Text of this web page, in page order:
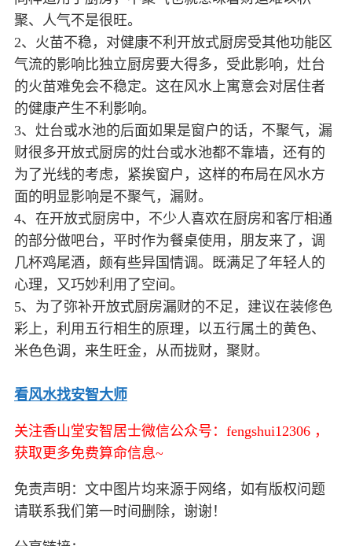
聚、人气不是很旺。
2、火苗不稳，对健康不利开放式厨房受其他功能区
气流的影响比独立厨房要大得多，受此影响，灶台
的火苗难免会不稳定。这在风水上寓意会对居住者
的健康产生不利影响。
3、灶台或水池的后面如果是窗户的话，不聚气，漏
财很多开放式厨房的灶台或水池都不靠墙，还有的
为了光线的考虑，紧挨窗户，这样的布局在风水方
面的明显影响是不聚气，漏财。
4、在开放式厨房中，不少人喜欢在厨房和客厅相通
的部分做吧台，平时作为餐桌使用，朋友来了，调
几杯鸡尾酒，颇有些异国情调。既满足了年轻人的
心理，又巧妙利用了空间。
5、为了弥补开放式厨房漏财的不足，建议在装修色
彩上，利用五行相生的原理，以五行属土的黄色、
米色色调，来生旺金，从而拢财，聚财。
看风水找安智大师
关注香山堂安智居士微信公众号：fengshui12306 ，
获取更多免费算命信息~
免责声明：文中图片均来源于网络，如有版权问题
请联系我们第一时间删除，谢谢！